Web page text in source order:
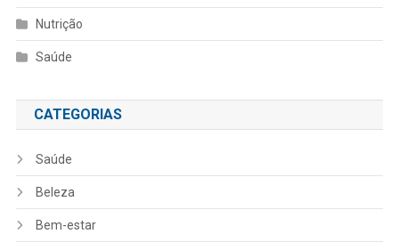
Nutrição
Saúde
CATEGORIAS
Saúde
Beleza
Bem-estar